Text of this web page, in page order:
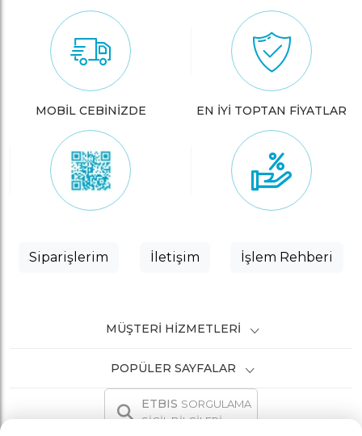
MOBİL CEBİNİZDE EN İYİ TOPTAN FİYATLAR
Siparişlerim İletişim İşlem Rehberi
MÜŞTERI HIZMETLERI
POPÜLER SAYFALAR
ETBIS SORGULAMA
SİCİL BİLGİLERİ